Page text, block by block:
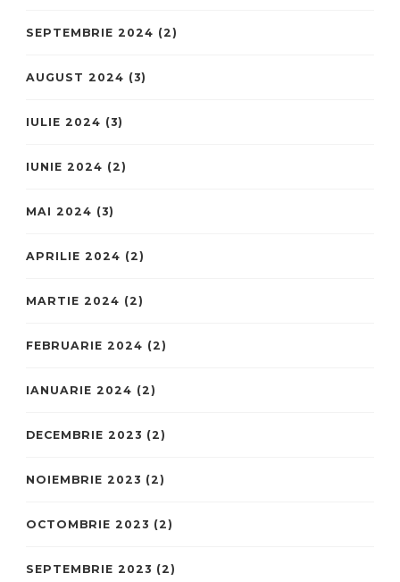
SEPTEMBRIE 2024 (2)
AUGUST 2024 (3)
IULIE 2024 (3)
IUNIE 2024 (2)
MAI 2024 (3)
APRILIE 2024 (2)
MARTIE 2024 (2)
FEBRUARIE 2024 (2)
IANUARIE 2024 (2)
DECEMBRIE 2023 (2)
NOIEMBRIE 2023 (2)
OCTOMBRIE 2023 (2)
SEPTEMBRIE 2023 (2)